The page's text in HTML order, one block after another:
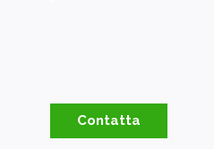
Contatta